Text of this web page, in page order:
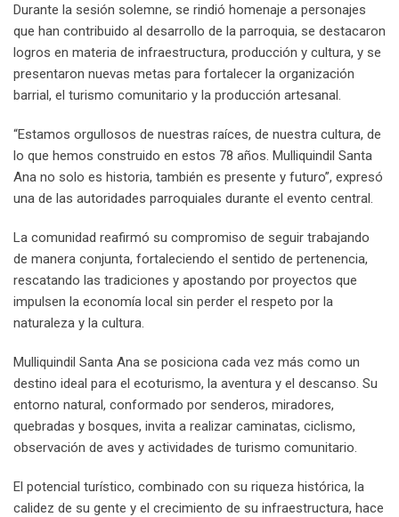
Durante la sesión solemne, se rindió homenaje a personajes
que han contribuido al desarrollo de la parroquia, se destacaron
logros en materia de infraestructura, producción y cultura, y se
presentaron nuevas metas para fortalecer la organización
barrial, el turismo comunitario y la producción artesanal.
“Estamos orgullosos de nuestras raíces, de nuestra cultura, de
lo que hemos construido en estos 78 años. Mulliquindil Santa
Ana no solo es historia, también es presente y futuro”, expresó
una de las autoridades parroquiales durante el evento central.
La comunidad reafirmó su compromiso de seguir trabajando
de manera conjunta, fortaleciendo el sentido de pertenencia,
rescatando las tradiciones y apostando por proyectos que
impulsen la economía local sin perder el respeto por la
naturaleza y la cultura.
Mulliquindil Santa Ana se posiciona cada vez más como un
destino ideal para el ecoturismo, la aventura y el descanso. Su
entorno natural, conformado por senderos, miradores,
quebradas y bosques, invita a realizar caminatas, ciclismo,
observación de aves y actividades de turismo comunitario.
El potencial turístico, combinado con su riqueza histórica, la
calidez de su gente y el crecimiento de su infraestructura, hace